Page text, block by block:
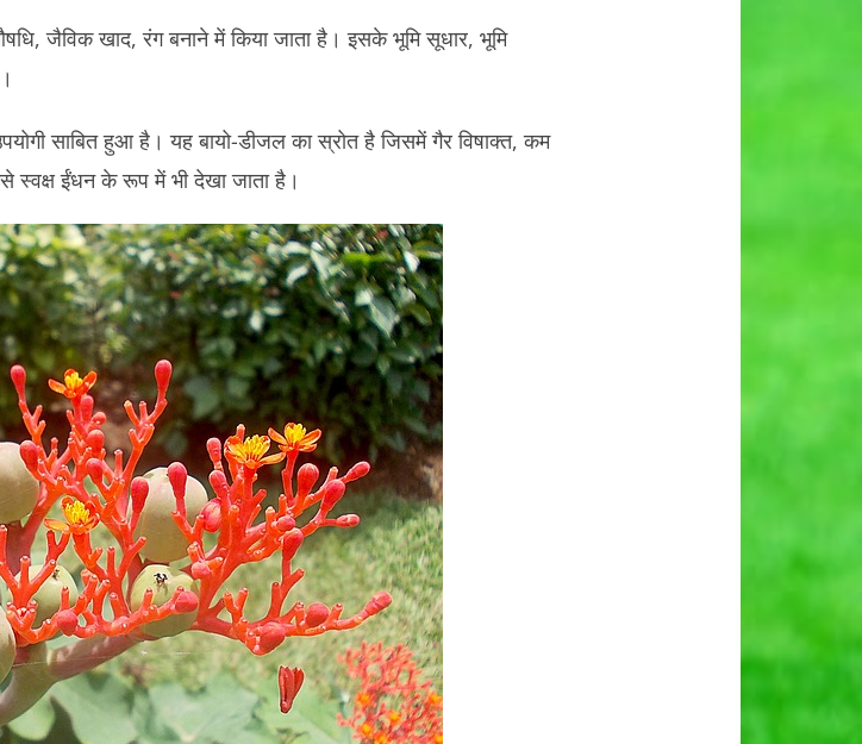
जैविक खाद, रंग बनाने में किया जाता है। इसके भूमि सूधार, भूमि
साबित हुआ है। यह बायो-डीजल का स्रोत है जिसमें गैर विषाक्त, कम
स्वक्ष ईंधन के रूप में भी देखा जाता है।